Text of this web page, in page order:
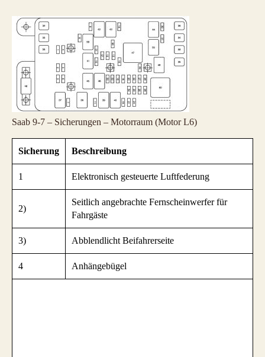
Saab 9-7 – Sicherungen – Motorraum (Motor L6)
Sicherung Beschreibung
1 Elektronisch gesteuerte Luftfederung
2)
Seitlich angebrachte Fernscheinwerfer für
Fahrgäste
3) Abblendlicht Beifahrerseite
4 Anhängebügel